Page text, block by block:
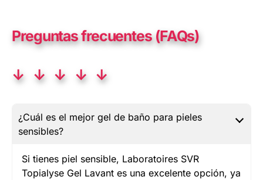
Preguntas frecuentes (FAQs)
↓ ↓ ↓ ↓ ↓
¿Cuál es el mejor gel de baño para pieles
sensibles?
Si tienes piel sensible, Laboratoires SVR
Topialyse Gel Lavant es una excelente opción, ya